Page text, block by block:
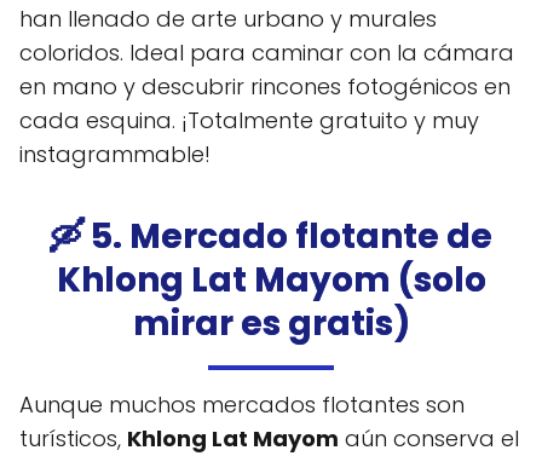
han llenado de arte urbano y murales
coloridos. Ideal para caminar con la cámara
en mano y descubrir rincones fotogénicos en
cada esquina. ¡Totalmente gratuito y muy
instagrammable!
🛶 5. Mercado flotante de
Khlong Lat Mayom (solo
mirar es gratis)
Aunque muchos mercados flotantes son
turísticos, Khlong Lat Mayom aún conserva el